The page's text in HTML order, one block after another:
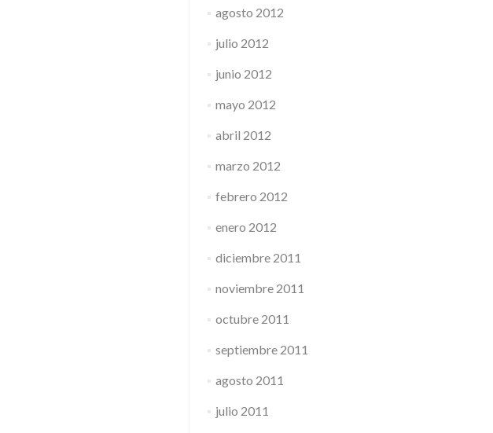
agosto 2012
julio 2012
junio 2012
mayo 2012
abril 2012
marzo 2012
febrero 2012
enero 2012
diciembre 2011
noviembre 2011
octubre 2011
septiembre 2011
agosto 2011
julio 2011